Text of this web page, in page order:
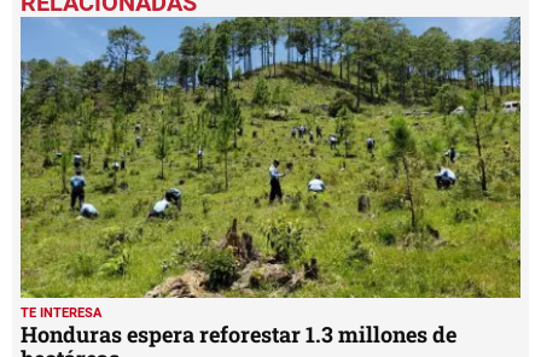
of
8
seconds
TE INTERESA
Honduras espera reforestar 1.3 millones de